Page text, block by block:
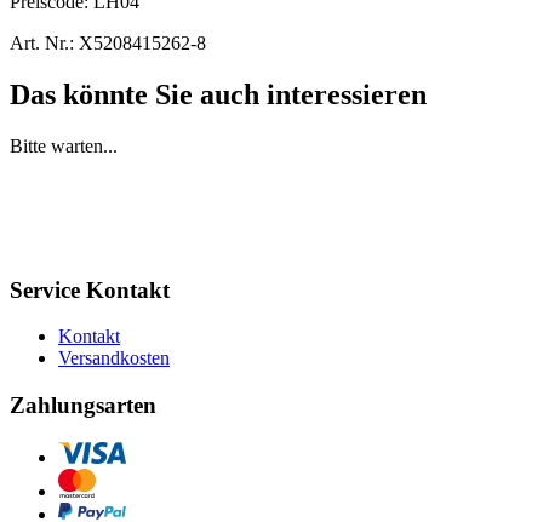
Art. Nr.: X5208415262-8
Das könnte Sie auch interessieren
Bitte warten...
Service Kontakt
Kontakt
Versandkosten
Zahlungsarten